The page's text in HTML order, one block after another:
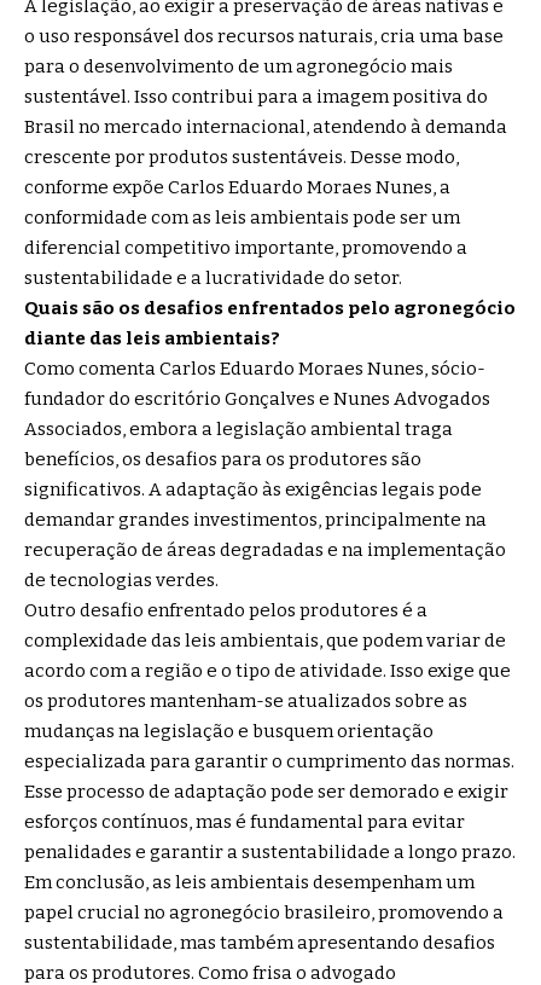
A legislação, ao exigir a preservação de áreas nativas e
o uso responsável dos recursos naturais, cria uma base
para o desenvolvimento de um agronegócio mais
sustentável. Isso contribui para a imagem positiva do
Brasil no mercado internacional, atendendo à demanda
crescente por produtos sustentáveis. Desse modo,
conforme expõe Carlos Eduardo Moraes Nunes, a
conformidade com as leis ambientais pode ser um
diferencial competitivo importante, promovendo a
sustentabilidade e a lucratividade do setor.
Quais são os desafios enfrentados pelo agronegócio
diante das leis ambientais?
Como comenta Carlos Eduardo Moraes Nunes, sócio-
fundador do escritório Gonçalves e Nunes Advogados
Associados, embora a legislação ambiental traga
benefícios, os desafios para os produtores são
significativos. A adaptação às exigências legais pode
demandar grandes investimentos, principalmente na
recuperação de áreas degradadas e na implementação
de tecnologias verdes.
Outro desafio enfrentado pelos produtores é a
complexidade das leis ambientais, que podem variar de
acordo com a região e o tipo de atividade. Isso exige que
os produtores mantenham-se atualizados sobre as
mudanças na legislação e busquem orientação
especializada para garantir o cumprimento das normas.
Esse processo de adaptação pode ser demorado e exigir
esforços contínuos, mas é fundamental para evitar
penalidades e garantir a sustentabilidade a longo prazo.
Em conclusão, as leis ambientais desempenham um
papel crucial no agronegócio brasileiro, promovendo a
sustentabilidade, mas também apresentando desafios
para os produtores. Como frisa o advogado